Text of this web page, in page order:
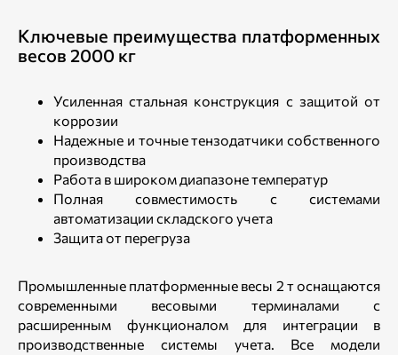
Ключевые преимущества платформенных
весов 2000 кг
Усиленная стальная конструкция с защитой от
коррозии
Надежные и точные тензодатчики собственного
производства
Работа в широком диапазоне температур
Полная совместимость с системами
автоматизации складского учета
Защита от перегруза
Промышленные платформенные весы 2 т оснащаются
современными весовыми терминалами с
расширенным функционалом для интеграции в
производственные системы учета. Все модели